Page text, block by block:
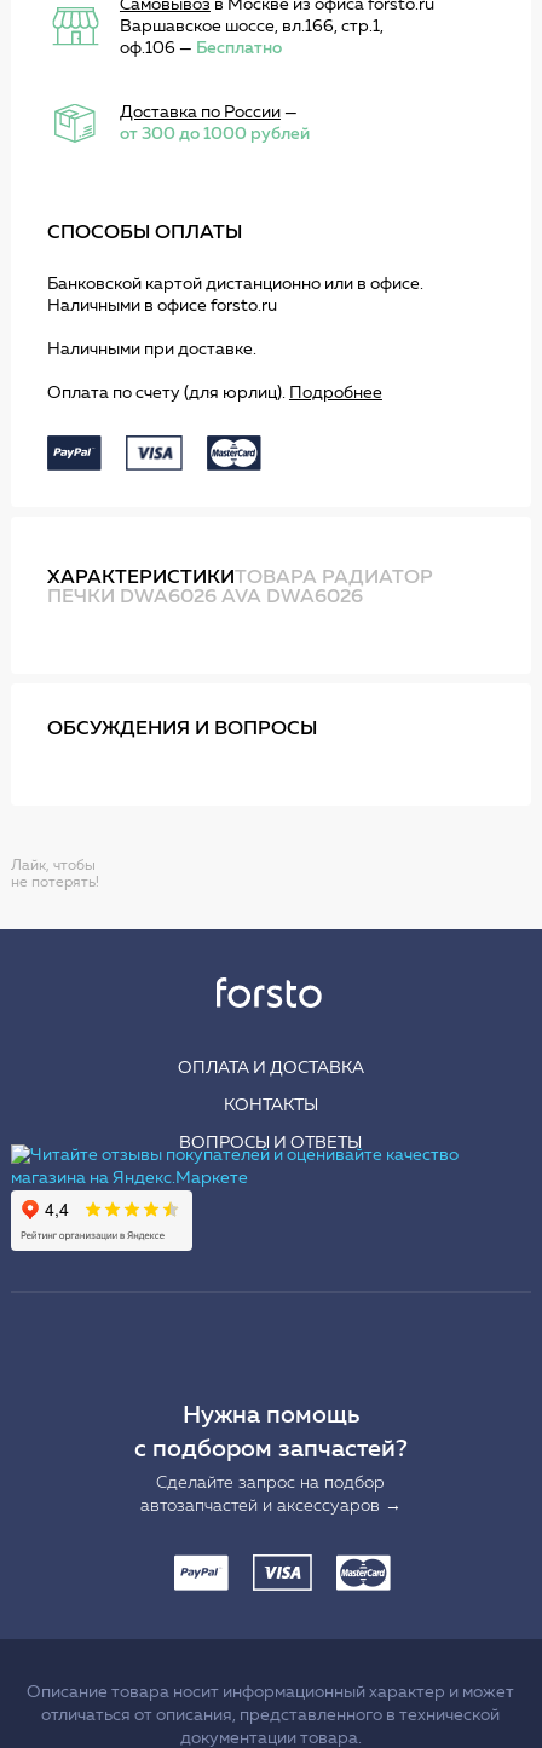
Самовывоз в Москве из офиса forsto.ru
Варшавское шоссе, вл.166, стр.1,
оф.106 — Бесплатно
Доставка по России—
от 300 до 1000 рублей
СПОСОБЫ ОПЛАТЫ
Банковской картой дистанционно или в офисе.
Наличными в офисе forsto.ru
Наличными при доставке.
Оплата по счету (для юрлиц). Подробнее
ХАРАКТЕРИСТИКИТОВАРА РАДИАТОР
ПЕЧКИ DWA6026 AVA DWA6026
ОБСУЖДЕНИЯ И ВОПРОСЫ
Лайк, чтобы
не потерять!
ОПЛАТА И ДОСТАВКА
КОНТАКТЫ
ВОПРОСЫ И ОТВЕТЫ
Нужна помощь
с подбором запчастей?
Сделайте запрос на подбор
автозапчастей и аксессуаров →
Описание товара носит информационный характер и может
отличаться от описания, представленного в технической
документации товара.